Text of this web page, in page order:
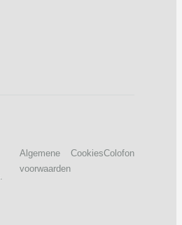
Algemene
voorwaarden
CookiesColofon